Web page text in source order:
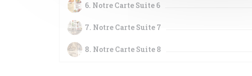
6. Notre Carte Suite 6
7. Notre Carte Suite 7
8. Notre Carte Suite 8